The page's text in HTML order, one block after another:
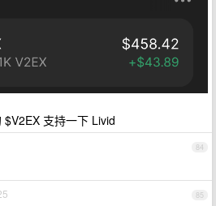
支持一下 Livid
84
85